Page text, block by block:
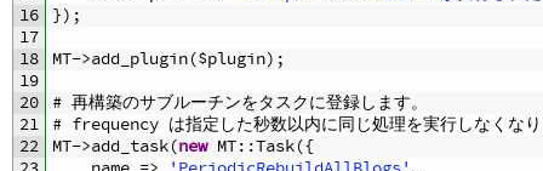
16
17
18
19
20
21
22
}) ;
MT->add_plugin($plugin) ;
# 再構築のサブルーチンをタスクに登録します。
# frequency は指定した秒数以内に同じ処理を実行しなくな
MT->add_task(new MT::Task({